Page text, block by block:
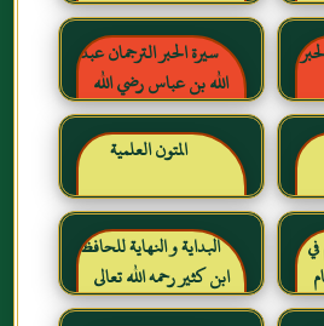
سيرة الحبر الترجمان عبد
الله بن عباس رضي الله
عنهما
المتون العلمية
البداية و النهاية للحافظ
ابن كثير رحمه الله تعالى